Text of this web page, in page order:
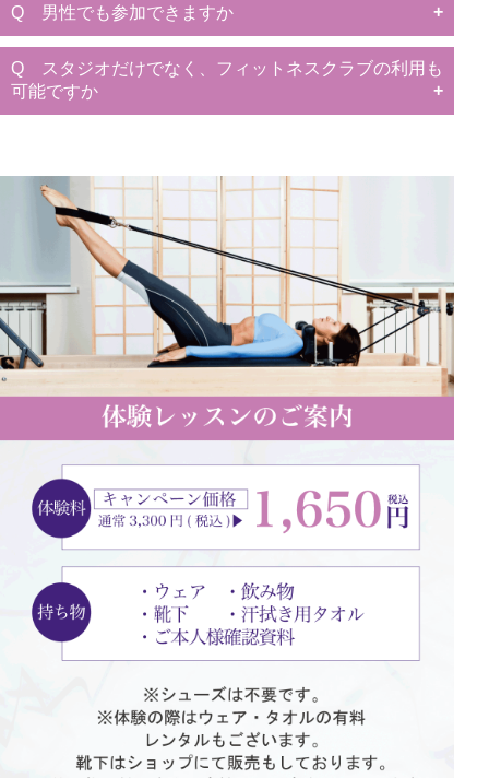
Q 男性でも参加できますか
Q スタジオだけでなく、フィットネスクラブの利用も
可能ですか